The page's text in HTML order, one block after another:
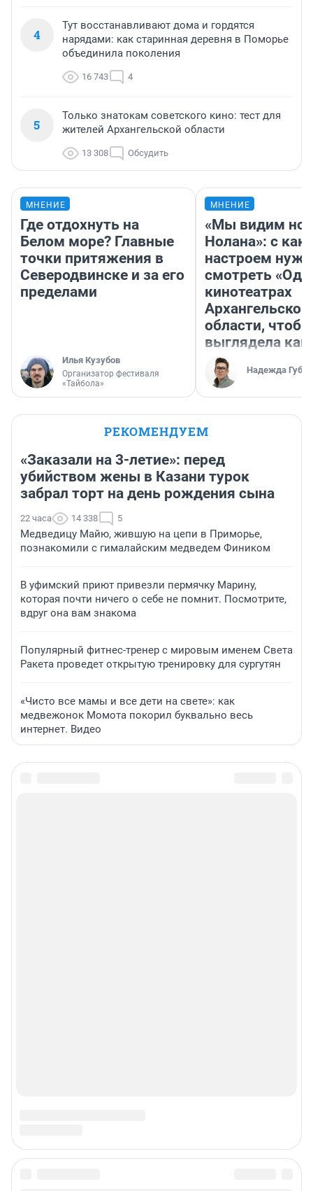
4
Тут восстанавливают дома и гордятся
нарядами: как старинная деревня в Поморье
объединила поколения
16 743 4
5
Только знатокам советского кино: тест для
жителей Архангельской области
13 308 Обсудить
МНЕНИЕ
Где отдохнуть на
Белом море? Главные
точки притяжения в
Северодвинске и за его
пределами
Илья Кузубов
Организатор фестиваля
«Тайбола»
МНЕНИЕ
«Мы видим
Нолана»: с
настроем
смотреть
кинотеатрах
Архангельской
области,
выглядела как
Надежда
РЕКОМЕНДУЕМ
«Заказали на 3-летие»: перед
убийством жены в Казани турок
забрал торт на день рождения сына
22 часа 14 338 5
Медведицу Майю, жившую на цепи в Приморье,
познакомили с гималайским медведем Фиником
В уфимский приют привезли пермячку Марину,
которая почти ничего о себе не помнит. Посмотрите,
вдруг она вам знакома
Популярный фитнес-тренер с мировым именем Света
Ракета проведет открытую тренировку для сургутян
«Чисто все мамы и все дети на свете»: как
медвежонок Момота покорил буквально весь
интернет. Видео